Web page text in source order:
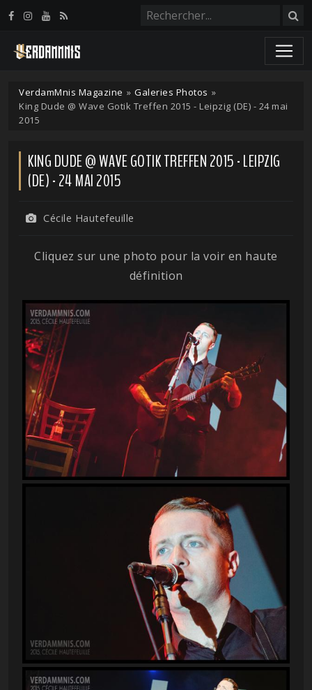
VerdamMnis Magazine » Galeries Photos »
King Dude @ Wave Gotik Treffen 2015 - Leipzig (DE) - 24 mai
2015
KING DUDE @ WAVE GOTIK TREFFEN 2015 - LEIPZIG
(DE) - 24 MAI 2015
Cécile Hautefeuille
Cliquez sur une photo pour la voir en haute
définition
Panneau de gestion des cookies